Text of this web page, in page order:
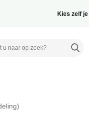
Kies zelf je